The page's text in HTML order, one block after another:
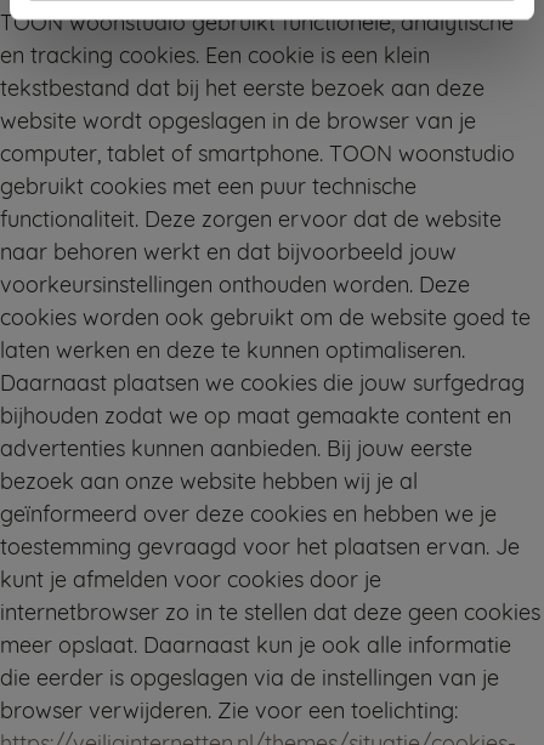
TOON woonstudio gebruikt functionele, analytische
en tracking cookies. Een cookie is een klein
tekstbestand dat bij het eerste bezoek aan deze
website wordt opgeslagen in de browser van je
computer, tablet of smartphone. TOON woonstudio
gebruikt cookies met een puur technische
functionaliteit. Deze zorgen ervoor dat de website
naar behoren werkt en dat bijvoorbeeld jouw
voorkeursinstellingen onthouden worden. Deze
cookies worden ook gebruikt om de website goed te
laten werken en deze te kunnen optimaliseren.
Daarnaast plaatsen we cookies die jouw surfgedrag
bijhouden zodat we op maat gemaakte content en
advertenties kunnen aanbieden. Bij jouw eerste
bezoek aan onze website hebben wij je al
geïnformeerd over deze cookies en hebben we je
toestemming gevraagd voor het plaatsen ervan. Je
kunt je afmelden voor cookies door je
internetbrowser zo in te stellen dat deze geen cookies
meer opslaat. Daarnaast kun je ook alle informatie
die eerder is opgeslagen via de instellingen van je
browser verwijderen. Zie voor een toelichting: